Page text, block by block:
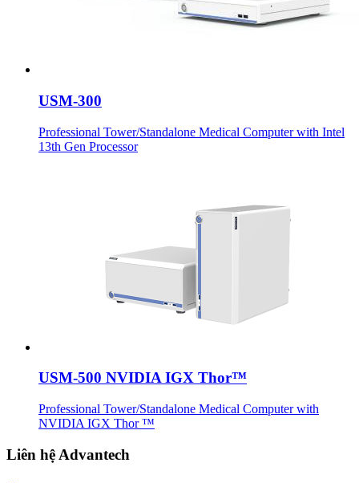
USM-300
Professional Tower/Standalone Medical Computer with Intel
13th Gen Processor
USM-500 NVIDIA IGX Thor™
Professional Tower/Standalone Medical Computer with
NVIDIA IGX Thor ™
Liên hệ Advantech